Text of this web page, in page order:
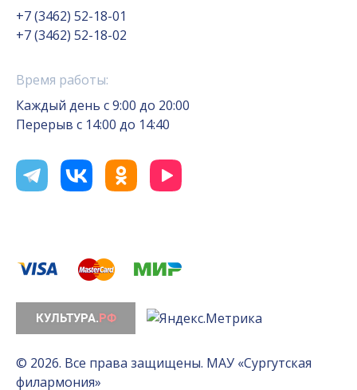
+7 (3462) 52-18-01
+7 (3462) 52-18-02
Время работы:
Каждый день с 9:00 до 20:00
Перерыв с 14:00 до 14:40
© 2026. Все права защищены. МАУ «Сургутская
филармония»